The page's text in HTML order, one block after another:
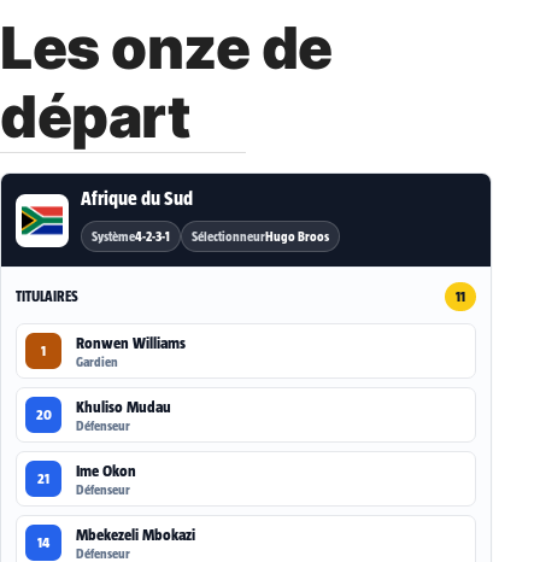
Les onze de
départ
Afrique du Sud
Système4-2-3-1 SélectionneurHugo Broos
TITULAIRES 11
1 Ronwen Williams
Gardien
20 Khuliso Mudau
Défenseur
21 Ime Okon
Défenseur
14 Mbekezeli Mbokazi
Défenseur